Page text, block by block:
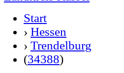
Start
› Hessen
› Trendelburg
(34388)